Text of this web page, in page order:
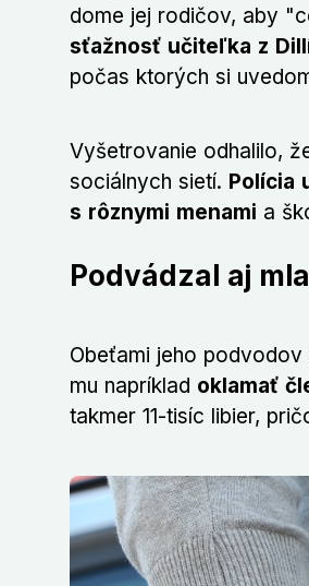
dome jej rodičov, aby
sťažnosť učiteľka z
počas ktorých si
Vyšetrovanie odhalilo,
sociálnych sietí. Polícia
s rôznymi menami a
Podvádzal aj
Obeťami jeho
mu napríklad oklamať
takmer 11-tisíc libier,